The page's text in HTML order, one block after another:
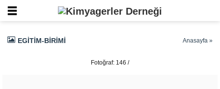
EGITIM-BIRIMI Anasayfa »
Fotoğraf: 146 /